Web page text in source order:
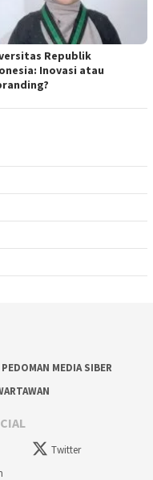
Republik
Inovasi atau
PEDOMAN MEDIA SIBER
Twitter